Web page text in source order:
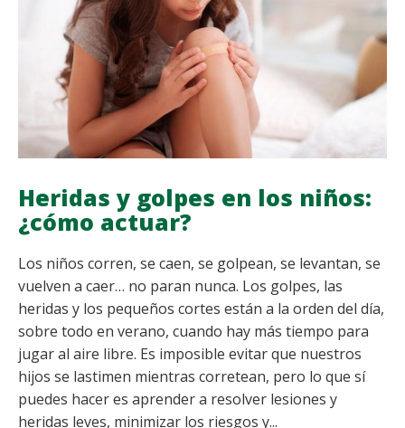
CUÁNDO
ACUDIR
A
URGENCIAS
Heridas y golpes en los niños:
¿cómo actuar?
Los niños corren, se caen, se golpean, se levantan, se
vuelven a caer… no paran nunca. Los golpes, las
heridas y los pequeños cortes están a la orden del día,
sobre todo en verano, cuando hay más tiempo para
jugar al aire libre. Es imposible evitar que nuestros
hijos se lastimen mientras corretean, pero lo que sí
puedes hacer es aprender a resolver lesiones y
heridas leves, minimizar los riesgos y...